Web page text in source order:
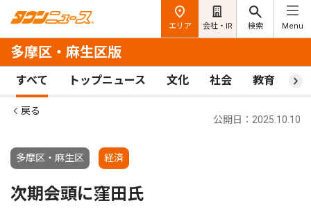
エリア 会社・IR 検索 Menu
多摩区・麻生区版
すべて トップニュース 文化 社会 教育 ス
戻る
多摩区・麻生区 経済
公開日：2025.10.10
次期会頭に窪田氏